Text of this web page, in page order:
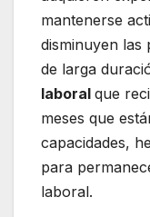
mantenerse
disminuyen las
de larga
laboral que
meses que
capacidades,
para
laboral.